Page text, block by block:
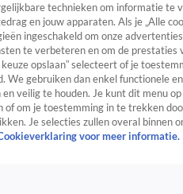
technieken om informatie te
en jouw apparaten. Als je „Alle
ingeschakeld om onze
te verbeteren en om de prestaties
opslaan” selecteert of je
We gebruiken dan enkel functionele
veilig te houden. Je kunt dit menu
of om je toestemming in te trekken
Je selecties zullen overal binnen
voor meer informatie.